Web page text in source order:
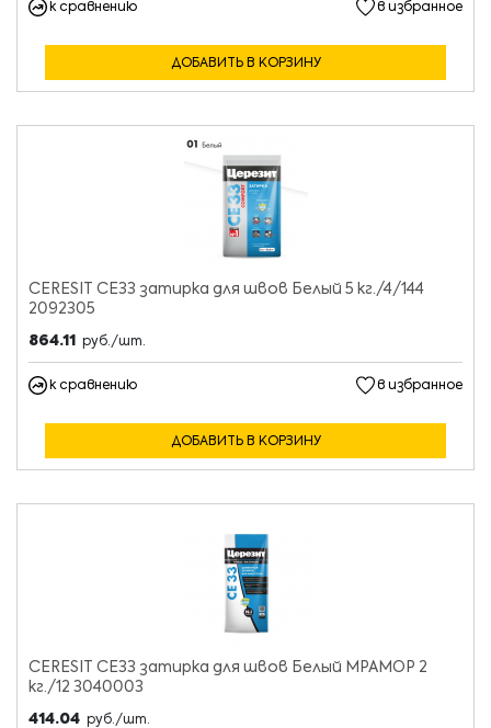
к сравнению в избранное
ДОБАВИТЬ В КОРЗИНУ
CERESIT CE33 затирка для швов Белый 5 кг./4/144
2092305
864.11 руб./шт.
к сравнению в избранное
ДОБАВИТЬ В КОРЗИНУ
CERESIT CE33 затирка для швов Белый МРАМОР 2
кг./12 3040003
414.04 руб./шт.